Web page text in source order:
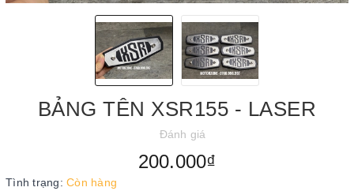
BẢNG TÊN XSR155 - LASER
Đánh giá
200.000₫
Tình trạng: Còn hàng